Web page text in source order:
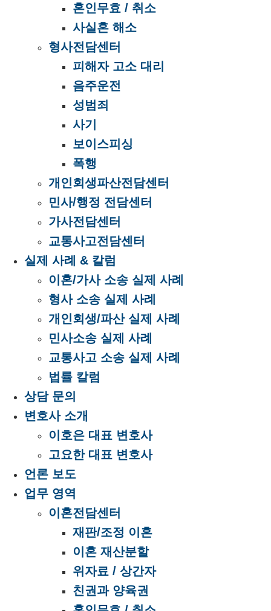
혼인무효 / 취소
사실혼 해소
형사전담센터
피해자 고소 대리
음주운전
성범죄
사기
보이스피싱
폭행
개인회생파산전담센터
민사/행정 전담센터
가사전담센터
교통사고전담센터
실제 사례 & 칼럼
이혼/가사 소송 실제 사례
형사 소송 실제 사례
개인회생/파산 실제 사례
민사소송 실제 사례
교통사고 소송 실제 사례
법률 칼럼
상담 문의
변호사 소개
이호은 대표 변호사
고요한 대표 변호사
언론 보도
업무 영역
이혼전담센터
재판/조정 이혼
이혼 재산분할
위자료 / 상간자
친권과 양육권